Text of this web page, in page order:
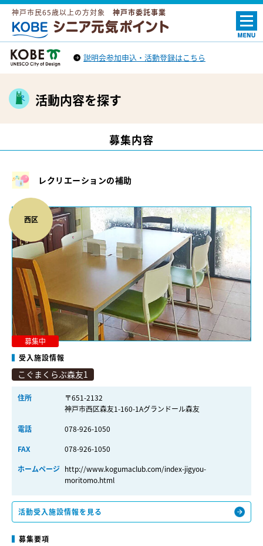
神戸市民65歳以上の方対象 神戸市委託事業
ＫＯＢＥシニア元気ポイント
神戸市トップへ
説明会参加申込・活動登録はこちら
活動内容を探す
募集内容
レクリエーションの補助
西区
募集中
受入施設情報
こぐまくらぶ森友1
住所
〒651-2132
神戸市西区森友1-160-1Aグランドール森友
電話
078-926-1050
FAX
078-926-1050
ホームページ http://www.kogumaclub.com/index-jigyou-
moritomo.html
活動受入施設情報を見る
募集要項